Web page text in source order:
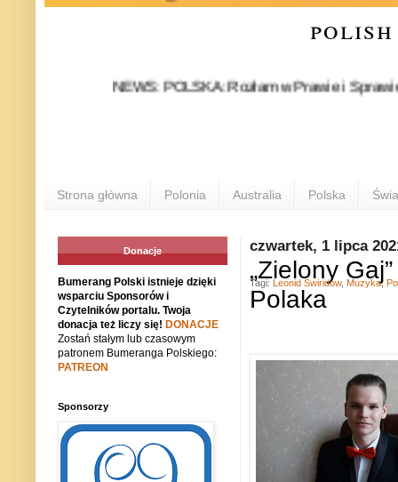
NEWS: POLSKA: Rozłam w Prawie i
Strona główna Polonia Australia Polska
czwartek, 1 lipca
„Zielony
Polaka
Tagi: Leonid Swiridow, Muzyka,
Donacje
Bumerang Polski istnieje dzięki
wsparciu Sponsorów i
Czytelników portalu. Twoja
donacja też liczy się! DONACJE
Zostań stałym lub czasowym
patronem Bumeranga Polskiego:
PATREON
Sponsorzy